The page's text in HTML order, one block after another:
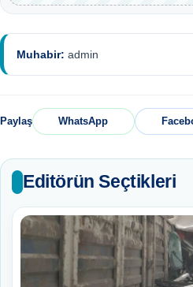
Muhabir: admin
Paylaş WhatsApp
Editörün Seçtikleri